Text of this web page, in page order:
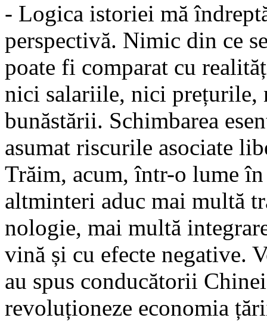
- Logica istoriei mă
perspectivă. Nimic din ce
poate fi comparat cu
nici salariile, nici
bunăstării. Schim­barea
asumat riscu­rile asociate
Trăim, acum, într-o lume
alt­minteri aduc mai multă
nologie, mai multă
vină și cu efecte negative.
au spus conducătorii
revoluționeze economia